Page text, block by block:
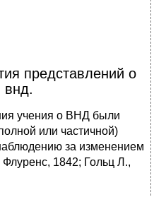
представлений о
внд.
учения о ВНД были
или частичной)
за изменением
1842; Гольц Л.,